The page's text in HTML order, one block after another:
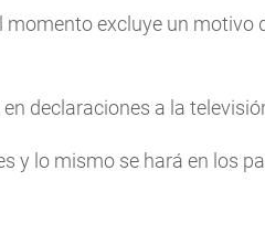
excluye un motivo
declaraciones a la
y lo mismo se hará en los